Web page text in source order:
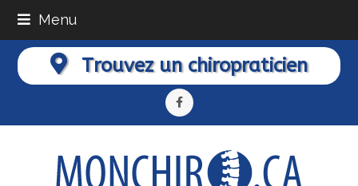
Menu
Trouvez un chiropraticien
Facebook